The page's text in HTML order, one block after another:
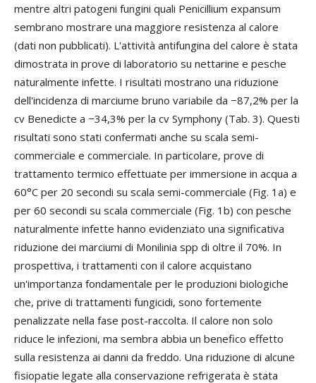
mentre altri patogeni fungini quali Penicillium expansum
sembrano mostrare una maggiore resistenza al calore
(dati non pubblicati). L'attività antifungina del calore è stata
dimostrata in prove di laboratorio su nettarine e pesche
naturalmente infette. I risultati mostrano una riduzione
dell'incidenza di marciume bruno variabile da −87,2% per la
cv Benedicte a −34,3% per la cv Symphony (Tab. 3). Questi
risultati sono stati confermati anche su scala semi-
commerciale e commerciale. In particolare, prove di
trattamento termico effettuate per immersione in acqua a
60°C per 20 secondi su scala semi-commerciale (Fig. 1a) e
per 60 secondi su scala commerciale (Fig. 1b) con pesche
naturalmente infette hanno evidenziato una significativa
riduzione dei marciumi di Monilinia spp di oltre il 70%. In
prospettiva, i trattamenti con il calore acquistano
un'importanza fondamentale per le produzioni biologiche
che, prive di trattamenti fungicidi, sono fortemente
penalizzate nella fase post-raccolta. Il calore non solo
riduce le infezioni, ma sembra abbia un benefico effetto
sulla resistenza ai danni da freddo. Una riduzione di alcune
fisiopatie legate alla conservazione refrigerata è stata